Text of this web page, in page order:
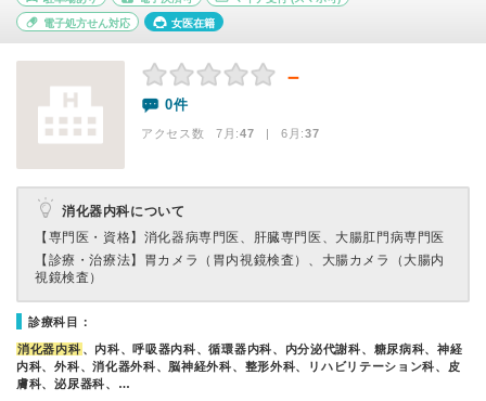
電子処方せん対応 女医在籍
－
0件
アクセス数 7月:47 | 6月:37
消化器内科について
【専門医・資格】 消化器病専門医、肝臓専門医、大腸肛門病専門医
【診療・治療法】 胃カメラ（胃内視鏡検査）、大腸カメラ（大腸内
視鏡検査）
診療科目：
消化器内科 、内科、呼吸器内科、循環器内科、内分泌代謝科、糖尿病科、神経
内科、外科、消化器外科、脳神経外科、整形外科、リハビリテーション科、皮
膚科、泌尿器科、…